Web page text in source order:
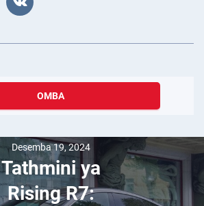
OMBA
Desemba 19, 2024
Tathmini ya
Rising R7: